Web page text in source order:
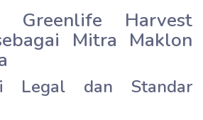
Greenlife Harvest
Mitra Maklon
Legal dan Standar